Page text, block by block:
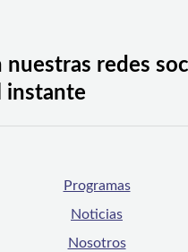
nuestras redes
instante
Programas
Noticias
Nosotros